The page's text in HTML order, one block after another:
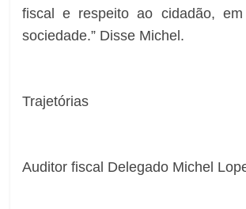
fiscal e respeito ao cidadão,
sociedade.” Disse Michel.
Trajetórias
Auditor fiscal Delegado Michel